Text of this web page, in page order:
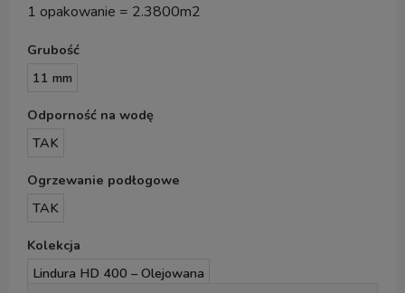
1 opakowanie = 2.3800m2
Grubość
11 mm
Odporność na wodę
TAK
Ogrzewanie podłogowe
TAK
Kolekcja
Lindura HD 400 – Olejowana